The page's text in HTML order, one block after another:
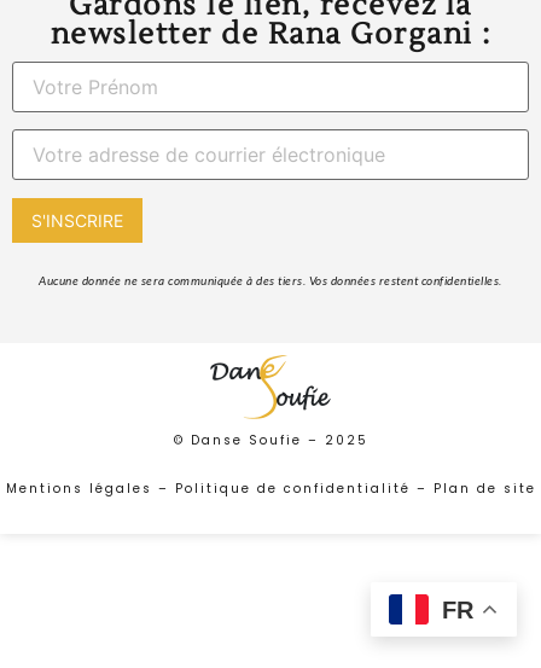
newsletter de Rana Gorgani :
© Danse Soufie – 2025
Mentions légales – Politique de confidentialité – Plan de site
FR